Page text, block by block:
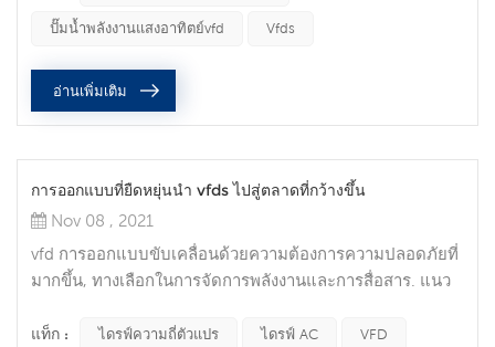
ประโยชน์มากมาย. ซึ่งรวมถึงการเพิ่มประสิทธิภาพ
พลังงาน, และประหยัดเวลา. 1. การเพิ่มประสิทธิภาพ
กระบวนการ vfds ทำให้ระบบอัตโนมัติหรือกร...
ปั๊มน้ำพลังงานแสงอาทิตย์vfd Vfds
อ่านเพิ่มเติม
การออกแบบที่ยืดหยุ่นนำ vfds ไปสู่ตลาดที่กว้างขึ้น
Nov 08 , 2021
vfd การออกแบบขับเคลื่อนด้วยความต้องการความปลอดภัยที่
มากขึ้น, ทางเลือกในการจัดการพลังงานและการสื่อสาร. แนว
การพัฒนาและออกแบบไดรฟ์ความถี่ผันแปร. ของแนวโน้ม
แท็ก : ไดรฟ์ความถี่ตัวแปร ไดรฟ์ AC VFD